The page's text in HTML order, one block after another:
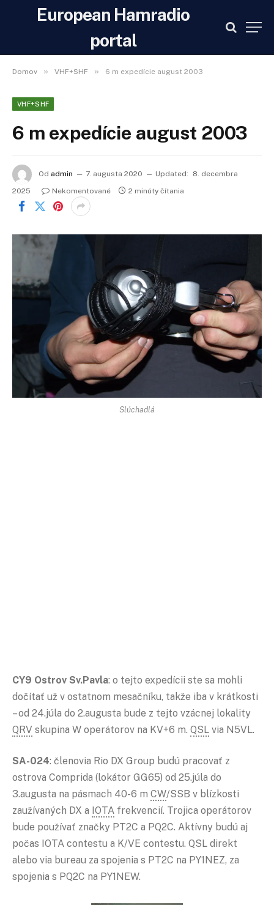
European Hamradio
portal
Domov » VHF+SHF » 6 m expedície august 2003
VHF+SHF
6 m expedície august 2003
Od admin 7. augusta 2020 Updated:
8. decembra
2025
Nekomentované 2 minúty čítania
Slúchadlá
CY9 Ostrov Sv.Pavla: o tejto expedícii ste sa mohli
dočítať už v ostatnom mesačníku, takže iba v krátkosti
– od 24.júla do 2.augusta bude z tejto vzácnej lokality
QRV skupina W operátorov na KV+6 m. QSL via N5VL.
SA-024: členovia Rio DX Group budú pracovať z
ostrova Comprida (lokátor GG65) od 25.júla do
3.augusta na pásmach 40-6 m CW/SSB v blízkosti
zaužívaných DX a IOTA frekvencií. Trojica operátorov
bude používať značky PT2C a PQ2C. Aktívny budú aj
počas IOTA contestu a K/VE contestu. QSL direkt
alebo via bureau za spojenia s PT2C na PY1NEZ, za
spojenia s PQ2C na PY1NEW.